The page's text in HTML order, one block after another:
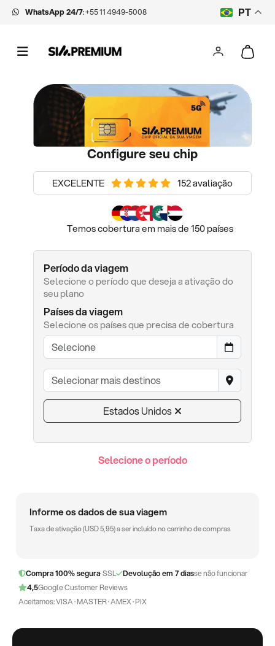
WhatsApp 24/7:+55 11 4949-5008 PT
Configure seu chip
EXCELENTE 152 avaliação
Temos cobertura em mais de 150 países
Período da viagem
Selecione o período que deseja a ativação do
seu plano
Países da viagem
Selecione os países que precisa de cobertura
Estados Unidos
Selecione o período
Informe os dados de sua viagem
Taxa de ativação (USD5,95) a ser incluído no carrinho de compras
Compra 100% segura· SSL Devolução em 7 diasse não funcionar
4,5Google Customer Reviews
Aceitamos: VISA · MASTER · AMEX · PIX